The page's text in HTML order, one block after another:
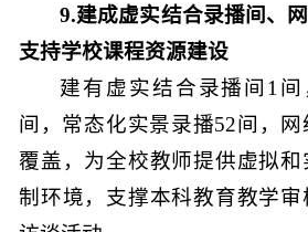
9.建成虚实结合录播间、
支持学校课程资源建设
建有虚实结合录播间1
间，常态化实景录播52间，
覆盖，为全校教师提供虚拟
制环境，支撑本科教育教学审